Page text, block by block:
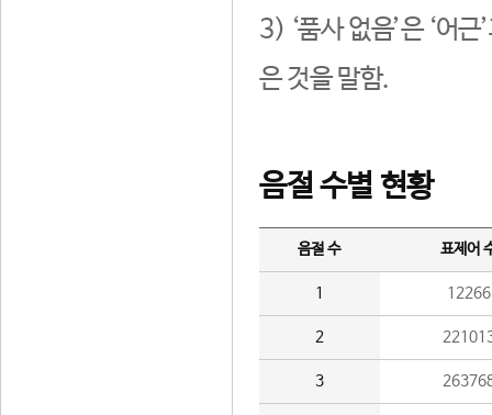
3) ‘품사 없음’은 ‘어
은 것을 말함.
음절 수별 현황
음절 수 표제어
1 12266
2
3